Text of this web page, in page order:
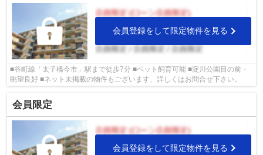
会員登録をして限定物件を見る
■谷町線「太子橋今市」駅まで徒歩7分 ■ペット飼育可能 ■淀川公園目の前・
眺望良好 ■ネット未掲載の物件もございます、詳しくはお問合せ下さい。
会員限定
会員登録をして限定物件を見る